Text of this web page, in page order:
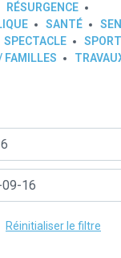
RÉSURGENCE
SANTÉ
SPECTACLE
FAMILLES
Réinitialiser le filtre